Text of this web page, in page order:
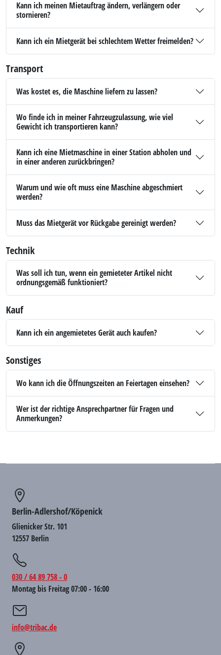
Kann ich meinen Mietauftrag ändern, verlängern oder
stornieren?
Kann ich ein Mietgerät bei schlechtem Wetter freimelden?
Transport
Was kostet es, die Maschine liefern zu lassen?
Wo finde ich in meiner Fahrzeugzulassung, wie viel
Gewicht ich transportieren kann?
Kann ich eine Mietmaschine in einer Station abholen und
in einer anderen zurückbringen?
Warum und wie oft muss eine Maschine abgeschmiert
werden?
Muss das Mietgerät vor Rückgabe gereinigt werden?
Technik
Was soll ich tun, wenn ein gemieteter Artikel nicht
ordnungsgemäß funktioniert?
Kauf
Kann ich ein angemietetes Gerät auch kaufen?
Sonstiges
Wo kann ich die Öffnungszeiten an Feiertagen einsehen?
Wer ist der richtige Ansprechpartner für Fragen und
Anmerkungen?
Berlin-Adlershof/Köpenick
Glienicker Str. 101
12557 Berlin
030 / 64 89 758 - 0
Montag bis Freitag 07:00 - 16:00
info@tribac.de